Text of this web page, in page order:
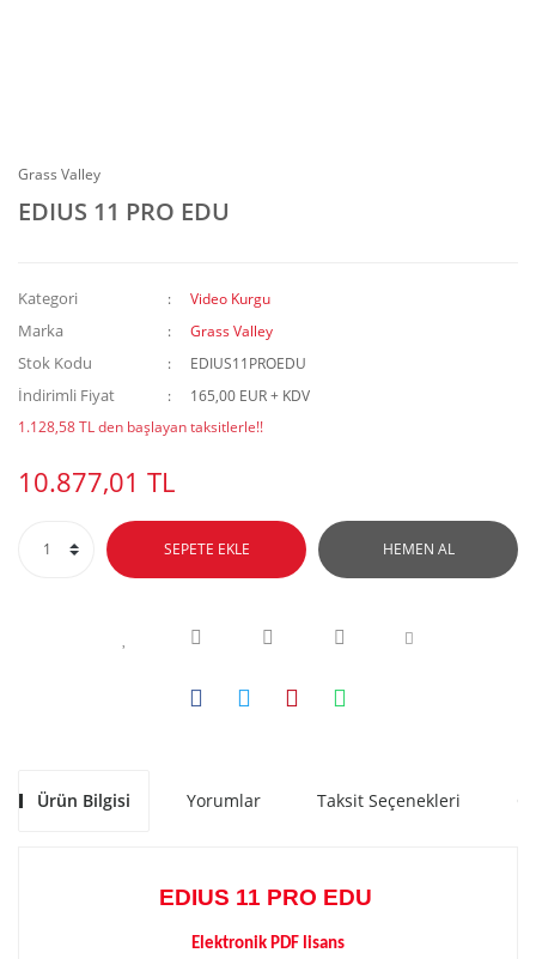
Grass Valley
EDIUS 11 PRO EDU
Kategori Video Kurgu
Marka Grass Valley
Stok Kodu EDIUS11PROEDU
İndirimli Fiyat
165,00 EUR + KDV
1.128,58 TL den başlayan taksitlerle!!
10.877,01 TL
SEPETE EKLE HEMEN AL
Ürün Bilgisi Yorumlar Taksit Seçenekleri
EDIUS 11 PRO EDU
Elektronik PDF lisans